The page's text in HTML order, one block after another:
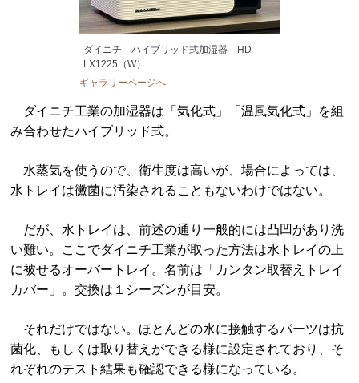
ダイニチ ハイブリッド式加湿器 HD-
LX1225（W）
ギャラリーページへ
ダイニチ工業の加湿器は「気化式」「温風気化式」
を組
み合わせたハイブリッド式。
水蒸気を使うので、衛生度は高いが、場合によっては、
水トレイは黴菌に汚染されることもないわけではない。
だが、水トレイは、前述の通り一般的には凸凹があり洗
い難い。ここでダイニチ工業が取った方法は水トレイの上
に被せるオーバートレイ。名前は「カンタン取替えトレイ
カバー」。交換は１シーズンが目安。
それだけではない。ほとんどの水に接触するパーツは抗
菌化、もしくは取り替えができる様に設定されており、そ
れぞれのテスト結果も確認できる様になっている。